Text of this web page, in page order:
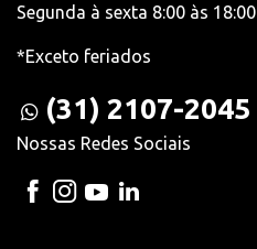
Segunda à sexta 8:00 às 18:00
*Exceto feriados
(31) 2107-2045
Nossas Redes Sociais